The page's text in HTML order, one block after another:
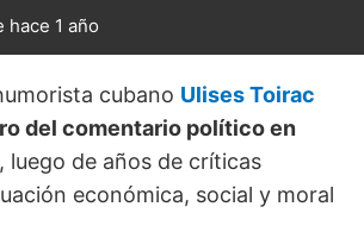
hace 1 año
cubano Ulises Toirac
del comentario político en
, luego de años de críticas
económica, social y moral